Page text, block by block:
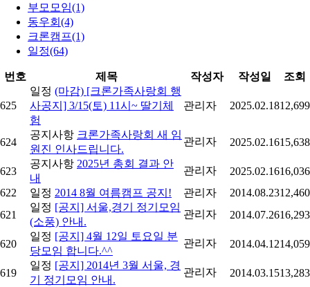
부모모임(1)
동우회(4)
크론캠프(1)
일정(64)
번호 제목 작성자 작성일 조회
625
일정 (마감) [크론가족사랑회 행
사공지] 3/15(토) 11시~ 딸기체
험
관리자 2025.02.1812,699
624
공지사항 크론가족사랑회 새 임
원진 인사드립니다.
관리자 2025.02.1615,638
623
공지사항 2025년 총회 결과 안
내
관리자 2025.02.1616,036
622
일정 2014 8월 여름캠프 공지! 관리자 2014.08.2312,460
621
일정 [공지] 서울,경기 정기모임
(소풍) 안내.
관리자 2014.07.2616,293
620
일정 [공지] 4월 12일 토요일 분
당모임 합니다.^^
관리자 2014.04.1214,059
619
일정 [공지] 2014년 3월 서울, 경
기 정기모임 안내.
관리자 2014.03.1513,283